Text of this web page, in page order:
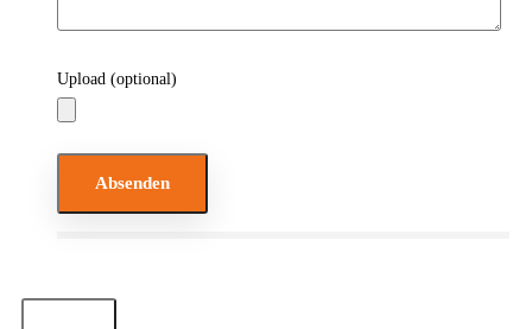
Upload (optional)
Bitte lasse dieses Feld leer.